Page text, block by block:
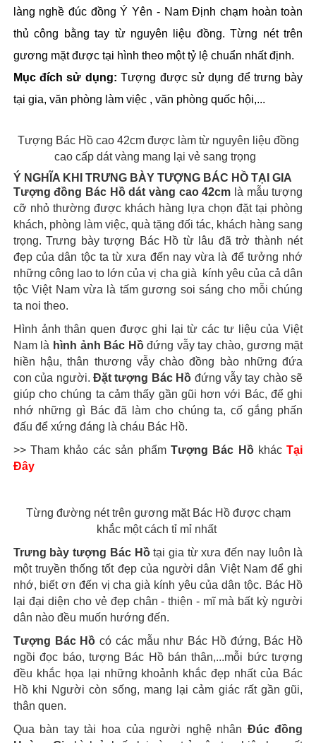
làng nghề đúc đồng Ý Yên - Nam Định chạm hoàn toàn
thủ công bằng tay từ nguyên liệu đồng. Từng nét trên
gương mặt được tại hình theo một tỷ lệ chuẩn nhất định.
Mục đích sử dụng: Tượng được sử dụng để trưng bày
tại gia, văn phòng làm việc , văn phòng quốc hội,...
Tượng Bác Hồ cao 42cm được làm từ nguyên liệu đồng
cao cấp dát vàng mang lại vẻ sang trọng
Ý NGHĨA KHI TRƯNG BÀY TƯỢNG BÁC HỒ TẠI GIA
Tượng đồng Bác Hồ dát vàng cao 42cm là mẫu tượng
cỡ nhỏ thường được khách hàng lựa chọn đặt tại phòng
khách, phòng làm việc, quà tặng đối tác, khách hàng sang
trọng. Trưng bày tượng Bác Hồ từ lâu đã trở thành nét
đẹp của dân tộc ta từ xưa đến nay vừa là để tưởng nhớ
những công lao to lớn của vị cha già kính yêu của cả dân
tộc Việt Nam vừa là tấm gương soi sáng cho mỗi chúng
ta noi theo.
Hình ảnh thân quen được ghi lại từ các tư liệu của Việt
Nam là hình ảnh Bác Hồđứng vẫy tay chào, gương mặt
hiền hậu, thân thương vẫy chào đồng bào những đứa
con của người. Đặt tượng Bác Hồ đứng vẫy tay chào sẽ
giúp cho chúng ta cảm thấy gần gũi hơn với Bác, để ghi
nhớ những gì Bác đã làm cho chúng ta, cố gắng phấn
đấu để xứng đáng là cháu Bác Hồ.
>> Tham khảo các sản phẩm Tượng Bác HồkhácTại
Đây
Từng đường nét trên gương mặt Bác Hồ được chạm
khắc một cách tỉ mỉ nhất
Trưng bày tượng Bác Hồtại gia từ xưa đến nay luôn là
một truyền thống tốt đẹp của người dân Việt Nam để ghi
nhớ, biết ơn đến vị cha già kính yêu của dân tộc. Bác Hồ
lại đại diện cho vẻ đẹp chân - thiện - mĩ mà bất kỳ người
dân nào đều muốn hướng đến.
Tượng Bác Hồ có các mẫu như Bác Hồ đứng, Bác Hồ
ngồi đọc báo, tượng Bác Hồ bán thân,...mỗi bức tượng
đều khắc họa lại những khoảnh khắc đẹp nhất của Bác
Hồ khi Người còn sống, mang lại cảm giác rất gần gũi,
thân quen.
Qua bàn tay tài hoa của người nghệ nhân Đúc đồng